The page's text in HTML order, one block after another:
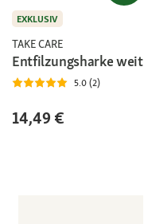
EXKLUSIV
TAKE CARE
Entfilzungsharke weit
5.0 (2)
14,49 €